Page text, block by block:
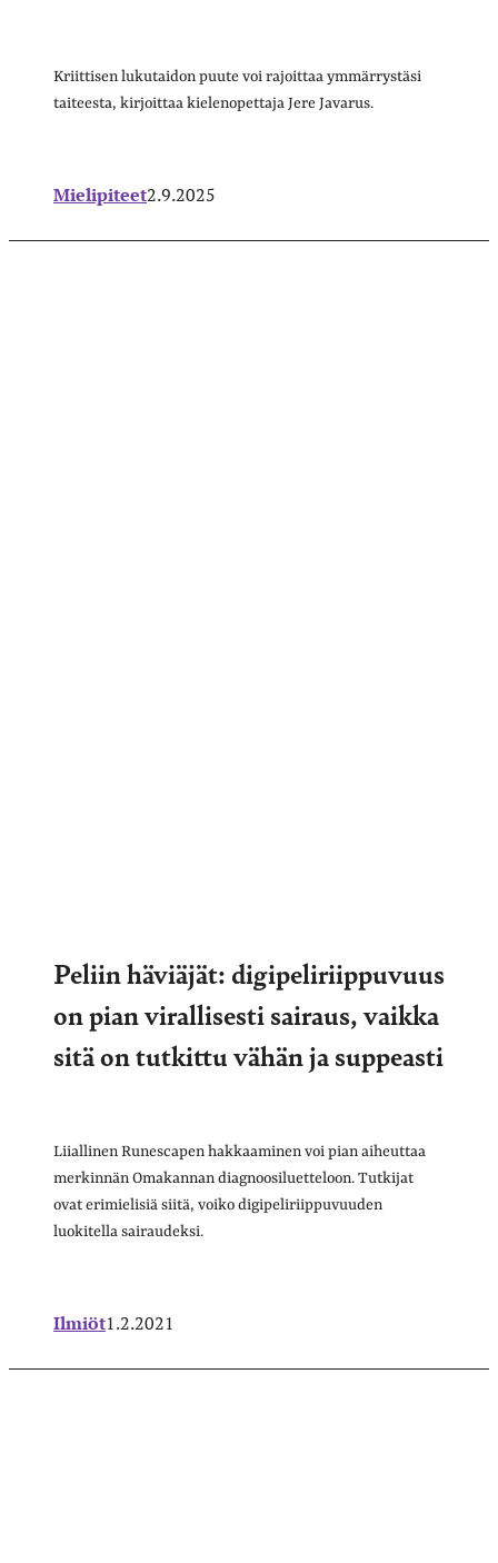
Kriittisen lukutaidon puute voi rajoittaa ymmärrystäsi
taiteesta, kirjoittaa kielenopettaja Jere Javarus.
Mielipiteet2.9.2025
Peliin häviäjät: digipeliriippuvuus
on pian virallisesti sairaus, vaikka
sitä on tutkittu vähän ja suppeasti
Liiallinen Runescapen hakkaaminen voi pian aiheuttaa
merkinnän Omakannan diagnoosiluetteloon. Tutkijat
ovat erimielisiä siitä, voiko digipeliriippuvuuden
luokitella sairaudeksi.
Ilmiöt1.2.2021